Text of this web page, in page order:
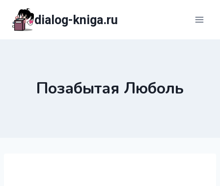
содержимому
dialog-kniga.ru
Позабытая Люболь